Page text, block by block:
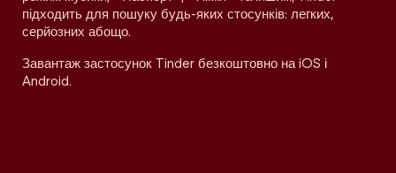
підходить для пошуку будь-яких стосунків: легких,
серйозних абощо.
Завантаж застосунок Tinder безкоштовно на iOS і
Android.